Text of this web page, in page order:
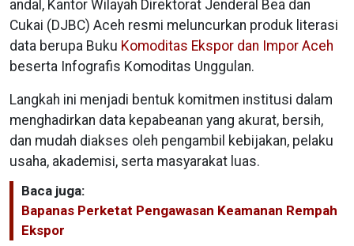
andal, Kantor Wilayah Direktorat Jenderal Bea dan
Cukai (DJBC) Aceh resmi meluncurkan produk literasi
data berupa Buku Komoditas Ekspor dan Impor Aceh
beserta Infografis Komoditas Unggulan.
Langkah ini menjadi bentuk komitmen institusi dalam
menghadirkan data kepabeanan yang akurat, bersih,
dan mudah diakses oleh pengambil kebijakan, pelaku
usaha, akademisi, serta masyarakat luas.
Baca juga:
Bapanas Perketat Pengawasan Keamanan Rempah
Ekspor